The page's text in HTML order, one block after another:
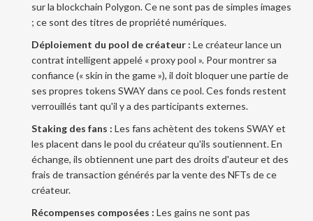
sur la blockchain Polygon. Ce ne sont pas de simples images
; ce sont des titres de propriété numériques.
Déploiement du pool de créateur : Le créateur lance un
contrat intelligent appelé « proxy pool ». Pour montrer sa
confiance (« skin in the game »), il doit bloquer une partie de
ses propres tokens SWAY dans ce pool. Ces fonds restent
verrouillés tant qu'il y a des participants externes.
Staking des fans : Les fans achètent des tokens SWAY et
les placent dans le pool du créateur qu'ils soutiennent. En
échange, ils obtiennent une part des droits d'auteur et des
frais de transaction générés par la vente des NFTs de ce
créateur.
Récompenses composées : Les gains ne sont pas